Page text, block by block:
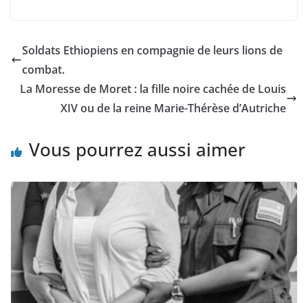
Soldats Ethiopiens en compagnie de leurs lions de
combat.
La Moresse de Moret : la fille noire cachée de Louis
XIV ou de la reine Marie-Thérèse d’Autriche
Vous pourrez aussi aimer